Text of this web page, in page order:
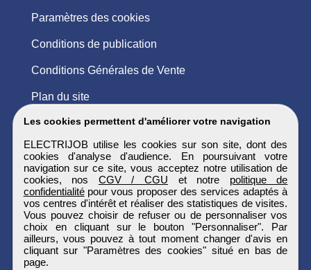
Les cookies permettent d'améliorer votre navigation
ELECTRIJOB utilise les cookies sur son site, dont des
cookies d'analyse d'audience. En poursuivant votre
navigation sur ce site, vous acceptez notre utilisation de
cookies, nos CGV / CGU et notre politique de
confidentialitépour vous proposer des services adaptés à
vos centres d'intérêt et réaliser des statistiques de visites.
Vous pouvez choisir de refuser ou de personnaliser vos
choix en cliquant sur le bouton "Personnaliser". Par
ailleurs, vous pouvez à tout moment changer d'avis en
cliquant sur "Paramètres des cookies" situé en bas de
page.
Paramètres des cookies
Conditions de publication
Conditions Générales de Vente
Plan du site